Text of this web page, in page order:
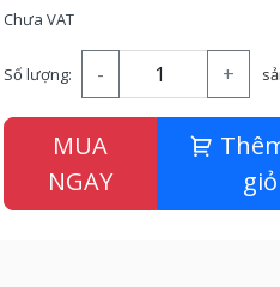
Chưa VAT
Số lượng: - +
MUA
NGAY
giỏ